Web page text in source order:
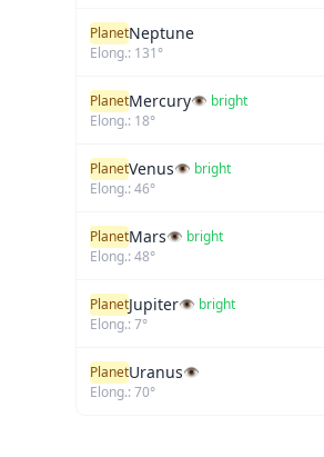
PlanetNeptune
Elong.: 131°
PlanetMercury👁 bright
Elong.: 18°
PlanetVenus👁 bright
Elong.: 46°
PlanetMars👁 bright
Elong.: 48°
PlanetJupiter👁 bright
Elong.: 7°
PlanetUranus👁
Elong.: 70°